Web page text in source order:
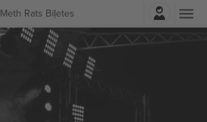
Meth Rats BiļetesPierakstīties